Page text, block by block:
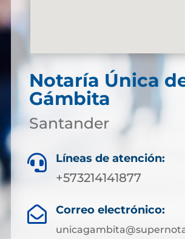
Notaría Única
Gámbita
Santander
 Líneas de atención:
+573214141877
 Correo electrónico: